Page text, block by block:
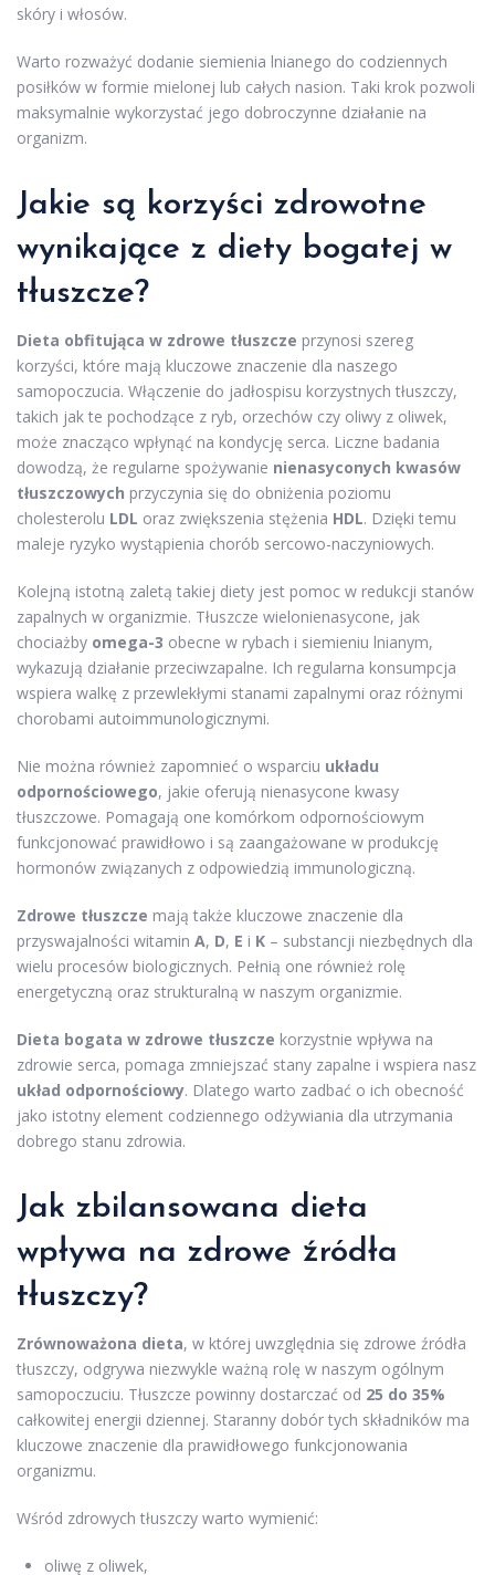
skóry i włosów.
Warto rozważyć dodanie siemienia lnianego do codziennych
posiłków w formie mielonej lub całych nasion. Taki krok pozwoli
maksymalnie wykorzystać jego dobroczynne działanie na
organizm.
Jakie są korzyści zdrowotne
wynikające z diety bogatej w
tłuszcze?
Dieta obfitująca w zdrowe tłuszcze przynosi szereg
korzyści, które mają kluczowe znaczenie dla naszego
samopoczucia. Włączenie do jadłospisu korzystnych tłuszczy,
takich jak te pochodzące z ryb, orzechów czy oliwy z oliwek,
może znacząco wpłynąć na kondycję serca. Liczne badania
dowodzą, że regularne spożywanie nienasyconych kwasów
tłuszczowych przyczynia się do obniżenia poziomu
cholesterolu LDL oraz zwiększenia stężenia HDL. Dzięki temu
maleje ryzyko wystąpienia chorób sercowo-naczyniowych.
Kolejną istotną zaletą takiej diety jest pomoc w redukcji stanów
zapalnych w organizmie. Tłuszcze wielonienasycone, jak
chociażby omega-3 obecne w rybach i siemieniu lnianym,
wykazują działanie przeciwzapalne. Ich regularna konsumpcja
wspiera walkę z przewlekłymi stanami zapalnymi oraz różnymi
chorobami autoimmunologicznymi.
Nie można również zapomnieć o wsparciu układu
odpornościowego, jakie oferują nienasycone kwasy
tłuszczowe. Pomagają one komórkom odpornościowym
funkcjonować prawidłowo i są zaangażowane w produkcję
hormonów związanych z odpowiedzią immunologiczną.
Zdrowe tłuszcze mają także kluczowe znaczenie dla
przyswajalności witamin A, D, E i K – substancji niezbędnych dla
wielu procesów biologicznych. Pełnią one również rolę
energetyczną oraz strukturalną w naszym organizmie.
Dieta bogata w zdrowe tłuszcze korzystnie wpływa na
zdrowie serca, pomaga zmniejszać stany zapalne i wspiera nasz
układ odpornościowy. Dlatego warto zadbać o ich obecność
jako istotny element codziennego odżywiania dla utrzymania
dobrego stanu zdrowia.
Jak zbilansowana dieta
wpływa na zdrowe źródła
tłuszczy?
Zrównoważona dieta, w której uwzględnia się zdrowe źródła
tłuszczy, odgrywa niezwykle ważną rolę w naszym ogólnym
samopoczuciu. Tłuszcze powinny dostarczać od 25 do 35%
całkowitej energii dziennej. Staranny dobór tych składników ma
kluczowe znaczenie dla prawidłowego funkcjonowania
organizmu.
Wśród zdrowych tłuszczy warto wymienić:
oliwę z oliwek,